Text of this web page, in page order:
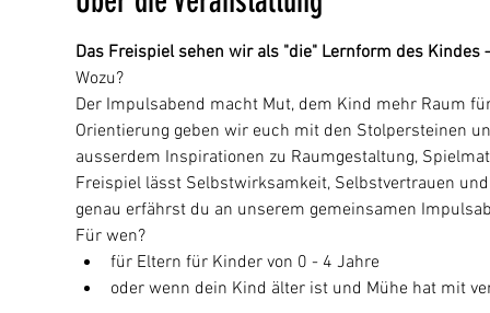
Das Freispiel sehen wir als "die" Lernform des
Wozu?
Der Impulsabend macht Mut, dem Kind mehr Raum
Orientierung geben wir euch mit den Stolpersteinen
ausserdem Inspirationen zu Raumgestaltung,
Freispiel lässt Selbstwirksamkeit, Selbstvertrauen
genau erfährst du an unserem gemeinsamen
Für wen?
für Eltern für Kinder von 0 - 4 Jahre
oder wenn dein Kind älter ist und Mühe hat mit